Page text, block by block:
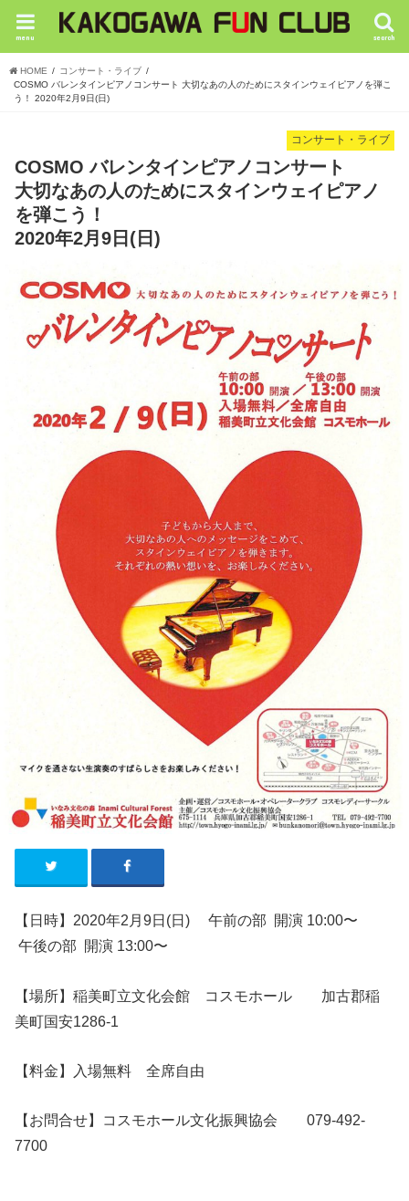
search
menu
HOME
コンサート・ライブ
COSMO バレンタインピアノコンサート 大切なあの人のためにスタインウェイピアノを弾こ
う！ 2020年2月9日(日)
コンサート・ライブ
COSMO バレンタインピアノコンサート
大切なあの人のためにスタインウェイピアノ
を弾こう！
2020年2月9日(日)
【日時】2020年2月9日(日) 午前の部 開演 10:00〜
午後の部 開演 13:00〜
【場所】稲美町立文化会館 コスモホール 加古郡稲
美町国安1286-1
【料金】入場無料全席自由
【お問合せ】コスモホール文化振興協会 079-492-
7700